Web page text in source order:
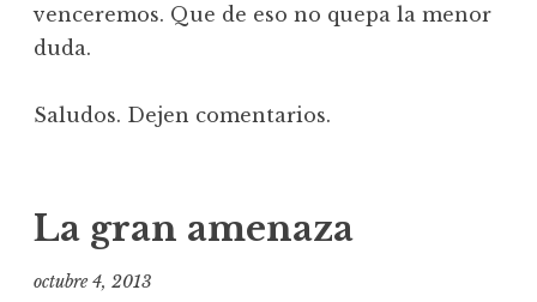
venceremos. Que de eso no quepa la menor
duda.
Saludos. Dejen comentarios.
La gran amenaza
octubre 4, 2013